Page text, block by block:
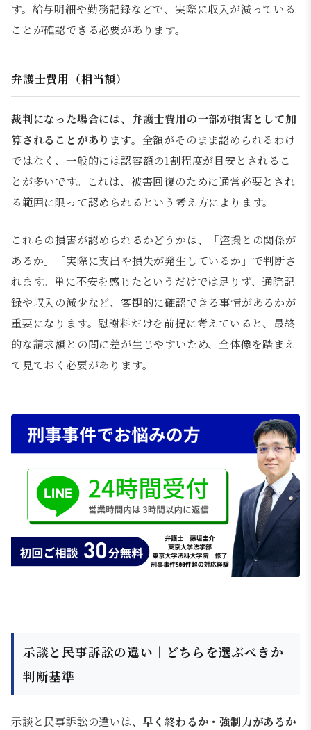
す。給与明細や勤務記録などで、実際に収入が減っている
ことが確認できる必要があります。
弁護士費用（相当額）
裁判になった場合には、弁護士費用の一部が損害として加
算されることがあります。 全額がそのまま認められるわけ
ではなく、一般的には認容額の1割程度が目安とされるこ
とが多いです。これは、被害回復のために通常必要とされ
る範囲に限って認められるという考え方によります。
これらの損害が認められるかどうかは、「盗撮との関係が
あるか」「実際に支出や損失が発生しているか」で判断さ
れます。単に不安を感じたというだけでは足りず、通院記
録や収入の減少など、客観的に確認できる事情があるかが
重要になります。慰謝料だけを前提に考えていると、最終
的な請求額との間に差が生じやすいため、全体像を踏まえ
て見ておく必要があります。
示談と民事訴訟の違い｜どちらを選ぶべきか
判断基準
示談と民事訴訟の違いは、 早く終わるか・強制力があるか